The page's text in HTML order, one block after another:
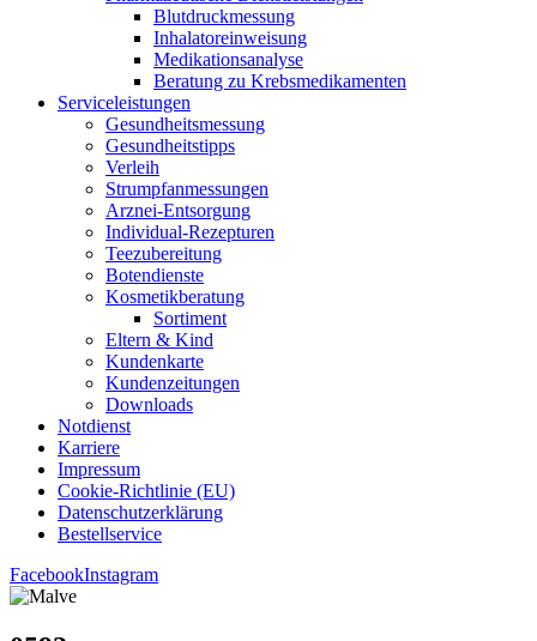
Blut­druck­mes­sung
Inha­la­tor­ein­wei­sung
Medi­ka­ti­ons­ana­ly­se
Bera­tung zu Krebsmedikamenten
Ser­vice­leis­tun­gen
Gesund­heits­mes­sung
Gesund­heits­tipps
Ver­leih
Strumpfan­mes­sun­gen
Arz­n­ei-Ent­­sor­­gung
Indi­­vi­­du­al-Rezep­­tu­­ren
Tee­zu­be­rei­tung
Boten­diens­te
Kos­me­tik­be­ra­tung
Sor­ti­ment
Eltern & Kind
Kun­den­kar­te
Kun­den­zei­tun­gen
Down­loads
Not­dienst
Kar­rie­re
Impres­sum
Coo­kie-Rich­t­­li­­nie (EU)
Datenschutz­erklärung
Bestell­ser­vice
FacebookInstagram